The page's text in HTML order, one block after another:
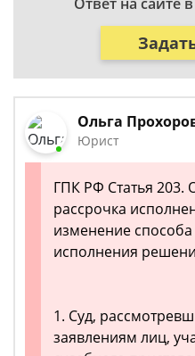
Ольга
Юрист
ГПК РФ Статья 203.
рассрочка
изменение
исполнения
1. Суд,
заявлениям лиц,